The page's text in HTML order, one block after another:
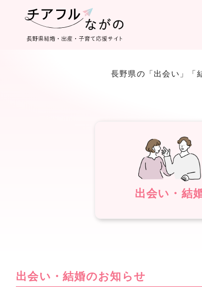
長野県の「出会い」「
出会い・結
出会い・結婚のお知らせ